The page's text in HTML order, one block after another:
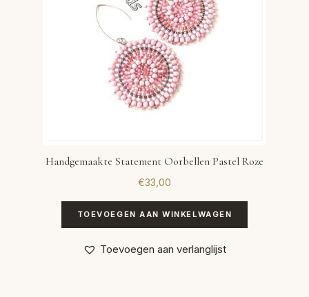
Handgemaakte Statement Oorbellen Pastel Roze
€33,00
TOEVOEGEN AAN WINKELWAGEN
Toevoegen aan verlanglijst